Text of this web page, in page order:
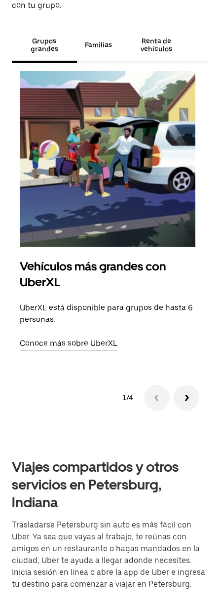
con tu grupo.
Grupos
grandes
Familias
Renta de
vehículos
Vehículos más grandes con
UberXL
UberXL está disponible para grupos de hasta 6
personas.
Conoce más sobre UberXL
1/4
Viajes compartidos y otros
servicios en Petersburg,
Indiana
Trasladarse Petersburg sin auto es más fácil con
Uber. Ya sea que vayas al trabajo, te reúnas con
amigos en un restaurante o hagas mandados en la
ciudad, Uber te ayuda a llegar adonde necesites.
Inicia sesión en línea o abre la app de Uber e ingresa
tu destino para comenzar a viajar en Petersburg.